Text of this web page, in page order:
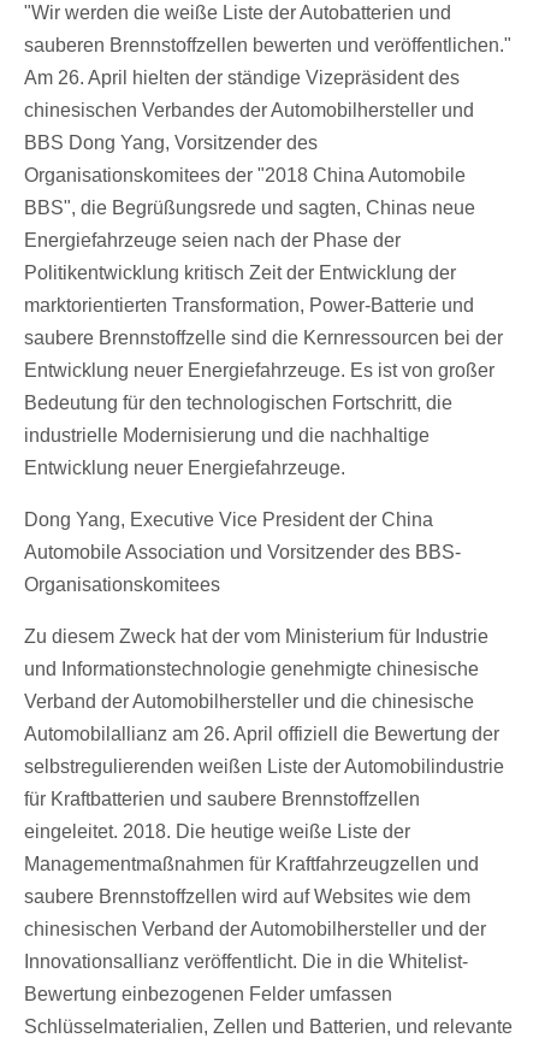
"Wir werden die weiße Liste der Autobatterien und
sauberen Brennstoffzellen bewerten und veröffentlichen."
Am 26. April hielten der ständige Vizepräsident des
chinesischen Verbandes der Automobilhersteller und
BBS Dong Yang, Vorsitzender des
Organisationskomitees der "2018 China Automobile
BBS", die Begrüßungsrede und sagten, Chinas neue
Energiefahrzeuge seien nach der Phase der
Politikentwicklung kritisch Zeit der Entwicklung der
marktorientierten Transformation, Power-Batterie und
saubere Brennstoffzelle sind die Kernressourcen bei der
Entwicklung neuer Energiefahrzeuge. Es ist von großer
Bedeutung für den technologischen Fortschritt, die
industrielle Modernisierung und die nachhaltige
Entwicklung neuer Energiefahrzeuge.
Dong Yang, Executive Vice President der China
Automobile Association und Vorsitzender des BBS-
Organisationskomitees
Zu diesem Zweck hat der vom Ministerium für Industrie
und Informationstechnologie genehmigte chinesische
Verband der Automobilhersteller und die chinesische
Automobilallianz am 26. April offiziell die Bewertung der
selbstregulierenden weißen Liste der Automobilindustrie
für Kraftbatterien und saubere Brennstoffzellen
eingeleitet. 2018. Die heutige weiße Liste der
Managementmaßnahmen für Kraftfahrzeugzellen und
saubere Brennstoffzellen wird auf Websites wie dem
chinesischen Verband der Automobilhersteller und der
Innovationsallianz veröffentlicht. Die in die Whitelist-
Bewertung einbezogenen Felder umfassen
Schlüsselmaterialien, Zellen und Batterien, und relevante